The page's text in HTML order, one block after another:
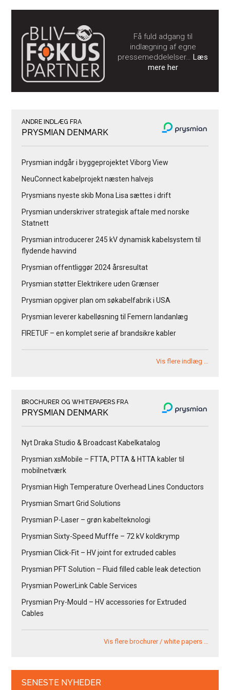
Få fuld adgang til
indlægning af egne
pressemeddelelser…Læs
mere her
ANDRE INDLÆG FRA
PRYSMIAN DENMARK
Prysmian indgår i byggeprojektet Viborg View
NeuConnect kabelprojekt næsten halvejs
Prysmians nyeste skib Mona Lisa sættes i drift
Prysmian underskriver strategisk aftale med norske
Statnett
Prysmian introducerer 245 kV dynamisk kabelsystem til
flydende havvind
Prysmian offentliggør 2024 årsresultat
Prysmian støtter Elektrikere uden Grænser
Prysmian opgiver plan om søkabelfabrik i USA
Prysmian leverer kabelløsning til Femern landanlæg
FIRETUF – en komplet serie af brandsikre kabler
Vis flere indlæg …
BROCHURER OG WHITEPAPERS FRA
PRYSMIAN DENMARK
Nyt Draka Studio & Broadcast Kabelkatalog
Prysmian xsMobile – FTTA, PTTA & HTTA kabler til
mobilnetværk
Prysmian High Temperature Overhead Lines Conductors
Prysmian Smart Grid Solutions
Prysmian P-Laser – grøn kabelteknologi
Prysmian Sixty-Speed Mufffe – 72 kV koldkrymp
Prysmian Click-Fit – HV joint for extruded cables
Prysmian PFT Solution – Fluid filled cable leak detection
Prysmian PowerLink Cable Services
Prysmian Pry-Mould – HV accessories for Extruded
Cables
Vis flere brochurer / white papers …
SENESTE NYHEDER